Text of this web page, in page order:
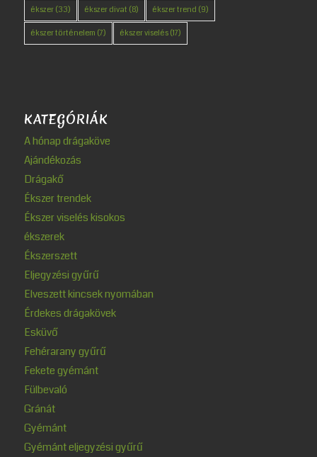
ékszer(33) ékszer divat (8) ékszer trend (9)
ékszer történelem (7) ékszer viselés(17)
KATEGÓRIÁK
A hónap drágaköve
Ajándékozás
Drágakő
Ékszer trendek
Ékszer viselés kisokos
ékszerek
Ékszerszett
Eljegyzési gyűrű
Elveszett kincsek nyomában
Érdekes drágakövek
Esküvő
Fehérarany gyűrű
Fekete gyémánt
Fülbevaló
Gránát
Gyémánt
Gyémánt eljegyzési gyűrű